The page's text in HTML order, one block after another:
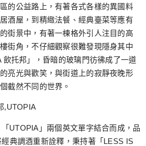
的公益路上，有著各式各樣的異國料
酒屋，到精緻法餐、經典臺菜等應有
街景中，有著一棟格外引人注目的高
街角，不仔細觀察很難發現隱身其中
飲托邦」，昏暗的玻璃門彷彿成了一道
亮光與歡笑，與街道上的寂靜夜晚形
截然不同的世界。
UTOPIA」兩個英文單字結合而成，品
典調酒重新詮釋，秉持著「LESS IS